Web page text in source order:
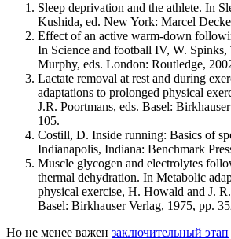
Sleep deprivation and the athlete. In
Kushida, ed. New York: Marcel
Effect of an active warm-down
In Science and football IV, W.
Murphy, eds. London: Routledge,
Lactate removal at rest and during
adaptations to prolonged physical
J.R. Poortmans, eds. Basel:
105.
Costill, D. Inside running: Basics of
Indianapolis, Indiana: Benchmark
Muscle glycogen and electrolytes
thermal dehydration. In Metabolic
physical exercise, H. Howald and J.
Basel: Birkhauser Verlag, 1975, pp.
Но не менее важен заключительный этап